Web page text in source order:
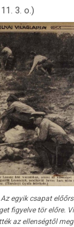
3. o.)
egyik csapat
figyelve tör előre.
az ellenségtől